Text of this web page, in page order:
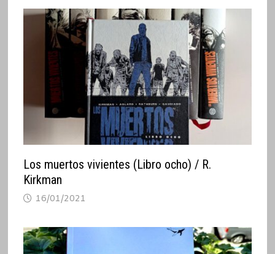
Los muertos vivientes (Libro ocho) / R.
Kirkman
16/01/2021